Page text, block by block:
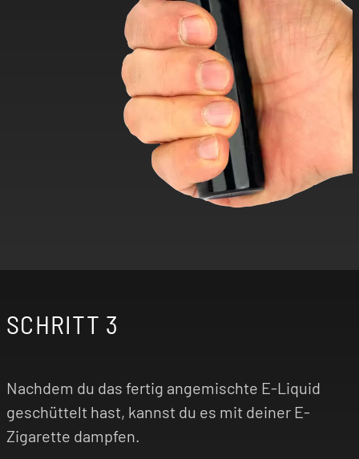
SCHRITT 3
Nachdem du das fertig angemischte E-Liquid
geschüttelt hast, kannst du es mit deiner E-
Zigarette dampfen.